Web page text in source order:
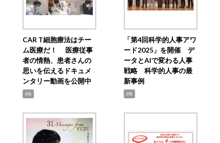
CAR T細胞療法はチー
ム医療だ！ 医療従事
者の情熱、患者さんの
思いを伝えるドキュメ
ンタリー動画を公開中
PR
「第4回科学的人事アワ
ード2025」を開催 デ
ータとAIで変わる人事
戦略 科学的人事の最
新事例
PR